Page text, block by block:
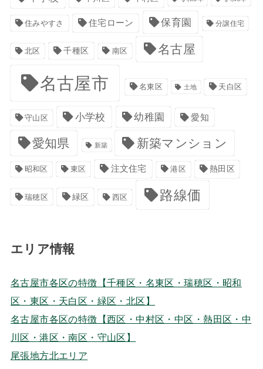
住みやすさ 住宅ローン 保育園 分譲住宅
北区 千種区 南区 名古屋
名古屋市 名東区 土地 天白区
守山区 小学校 幼稚園 愛知
愛知県 新築 新築マンション
昭和区 東区 注文住宅 港区 熱田区
瑞穂区 緑区 西区 路線価
エリア情報
名古屋市各区の特徴【千種区・名東区・瑞穂区・昭和
区・東区・天白区・緑区・北区】
名古屋市各区の特徴【西区・中村区・中区・熱田区・中
川区・港区・南区・守山区】
尾張地方北エリア